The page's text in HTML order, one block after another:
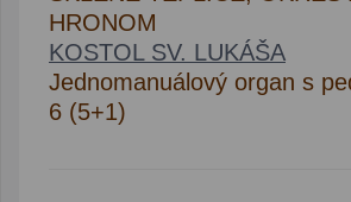
HRONOM
KOSTOL SV. LUKÁŠA
Jednomanuálový organ s
6 (5+1)